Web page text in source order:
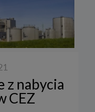
z nabycia
CEZ